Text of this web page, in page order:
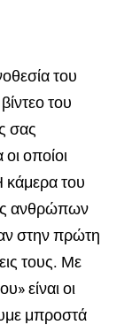
του
του
σας
οποίοι
κάμερα του
ανθρώπων
στην πρώτη
τους. Με
είναι οι
μπροστά